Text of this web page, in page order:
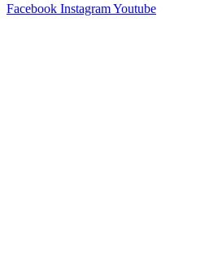
Facebook InstagramYoutube